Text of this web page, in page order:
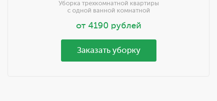
Уборка трехкомнатной квартиры
с одной ванной комнатной
от 4190 рублей
Заказать уборку